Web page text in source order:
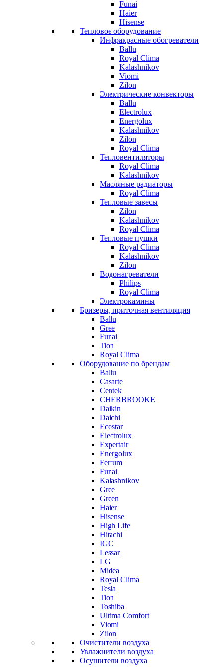
Funai
Haier
Hisense
Тепловое оборудование
Инфракрасные обогреватели
Ballu
Royal Clima
Kalashnikov
Viomi
Zilon
Электрические конвекторы
Ballu
Electrolux
Energolux
Kalashnikov
Zilon
Royal Clima
Тепловентиляторы
Royal Clima
Kalashnikov
Масляные радиаторы
Royal Clima
Тепловые завесы
Zilon
Kalashnikov
Royal Clima
Тепловые пушки
Royal Clima
Kalashnikov
Zilon
Водонагреватели
Philips
Royal Clima
Электрокамины
Бризеры, приточная вентиляция
Ballu
Gree
Funai
Tion
Royal Clima
Оборудование по брендам
Ballu
Casarte
Centek
CHERBROOKE
Daikin
Daichi
Ecostar
Electrolux
Expertair
Energolux
Ferrum
Funai
Kalashnikov
Gree
Grеen
Haier
Hisense
High Life
Hitachi
IGC
Lessar
LG
Midea
Royal Clima
Tesla
Tion
Toshiba
Ultima Comfort
Viomi
Zilon
Очистители воздуха
Увлажнители воздуха
Осушители воздуха